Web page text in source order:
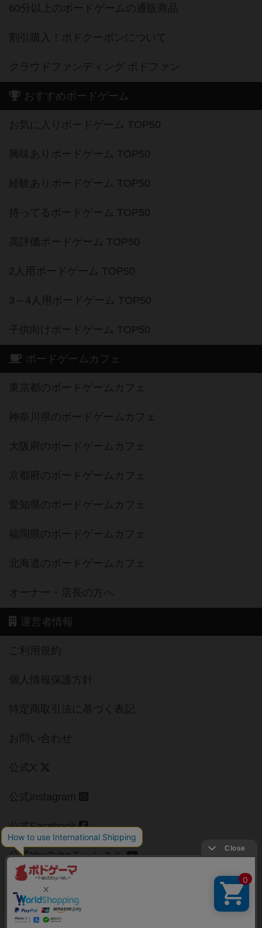
60分以上のボードゲームの通販商品
割引購入！ボドクーポンについて
クラウドファンディング ボドファン
おすすめボードゲーム
お気に入りボードゲーム TOP50
興味ありボードゲーム TOP50
経験ありボードゲーム TOP50
持ってるボードゲーム TOP50
高評価ボードゲーム TOP50
2人用ボードゲーム TOP50
3～4人用ボードゲーム TOP50
子供向けボードゲーム TOP50
ボードゲームカフェ
東京都のボードゲームカフェ
神奈川県のボードゲームカフェ
大阪府のボードゲームカフェ
京都府のボードゲームカフェ
愛知県のボードゲームカフェ
福岡県のボードゲームカフェ
北海道のボードゲームカフェ
オーナー・店長の方へ
運営者情報
ご利用規約
個人情報保護方針
特定商取引法に基づく表記
お問い合わせ
公式X
公式instagram
公式Facebook
公式YouTubeチャンネル